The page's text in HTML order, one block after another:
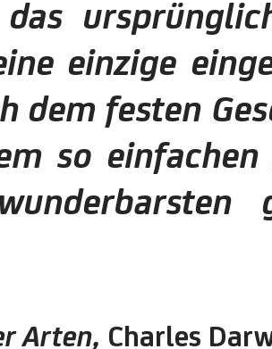
einzige
dem festen
so
Arten, Charles